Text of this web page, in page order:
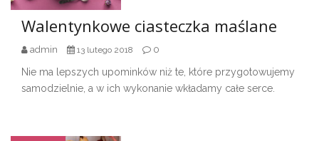
Walentynkowe ciasteczka maślane
admin 13 lutego 2018 0
Nie ma lepszych upominków niż te, które przygotowujemy
samodzielnie, a w ich wykonanie wkładamy całe serce.